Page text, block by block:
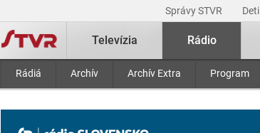
Správy STVR Deti
Televízia Rádio
Rádiá Archív Archív Extra Program